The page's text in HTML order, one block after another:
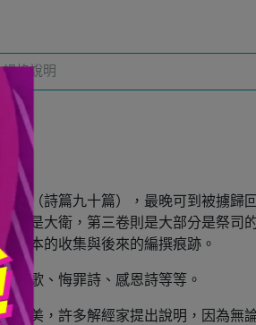
規格說明
西（詩篇九十篇），最晚可到被擄歸回
者是大衛，第三卷則是大部分是祭司
原本的收集與後來的編撰痕跡。
哀歌、悔罪詩、感恩詩等等。
讚美，許多解經家提出說明，因為無